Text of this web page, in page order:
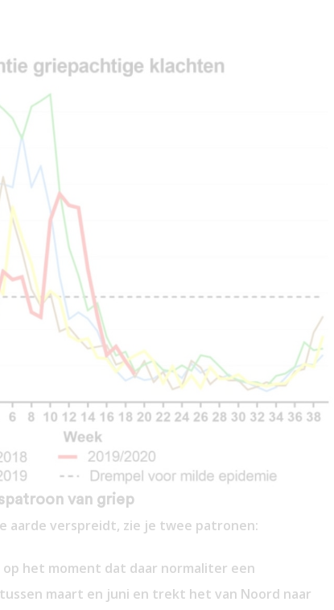
van griep
aarde verspreidt, zie je twee patronen:
het moment dat daar normaliter een
maart en juni en trekt het van Noord naar